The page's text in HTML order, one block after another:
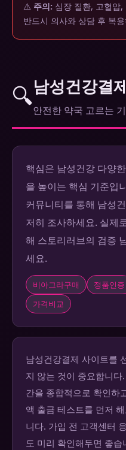
⚠️ 주의: 심장 질환, 고혈압
반드시 의사와 상담 후 복
🔍남성건강결
안전한 약국 고르는
핵심은 남성건강 다양
을 높이는 핵심 기준입
커뮤니티를 통해 남성
저히 조사하세요. 실제
해 스토리러브의 검증
세요.
비아그라구매 정품인증
가격비교
남성건강결제 사이트를
지 않는 것이 중요합니
간을 종합적으로 확인하
액 출금 테스트를 먼저
니다. 가입 전 고객센터
도 미리 확인해두면 좋습